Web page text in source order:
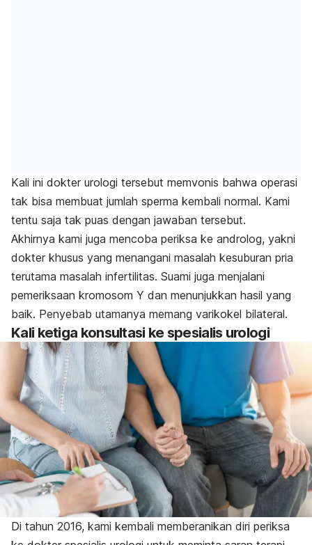
Kali ini dokter urologi tersebut memvonis bahwa operasi
tak bisa membuat jumlah sperma kembali normal. Kami
tentu saja tak puas dengan jawaban tersebut.
Akhirnya kami juga mencoba periksa ke androlog, yakni
dokter khusus yang menangani masalah kesuburan pria
terutama masalah infertilitas. Suami juga menjalani
pemeriksaan kromosom Y dan menunjukkan hasil yang
baik. Penyebab utamanya memang varikokel bilateral.
Kali ketiga konsultasi ke spesialis urologi
Di tahun 2016, kami kembali memberanikan diri periksa